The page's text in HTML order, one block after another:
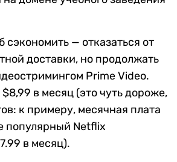
сэкономить — отказаться от
доставки, но продолжать
Prime Video.
в месяц (это чуть дороже,
к примеру, месячная плата
популярный Netflix
в месяц).